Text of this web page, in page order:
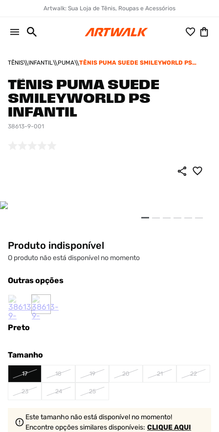
Artwalk: Sua Loja de Tênis, Roupas e Acessórios
TÊNIS INFANTIL PUMA
TÊNIS PUMA SUEDE SMILEYWORLD PS
TÊNIS PUMA SUEDE
SMILEYWORLD PS
INFANTIL
38613-9-001
Produto indisponível
O produto não está disponível no momento
Outras opções
Preto
Tamanho
17 18 19 20 21 22
23 24 25
Este tamanho não está disponível no momento!
Encontre opções similaresdisponíveis: CLIQUE AQUI